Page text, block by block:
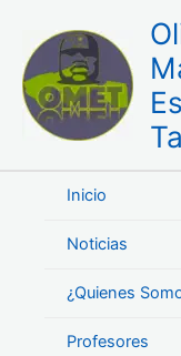
contenido
Inicio
Noticias
¿Quienes
Profesores